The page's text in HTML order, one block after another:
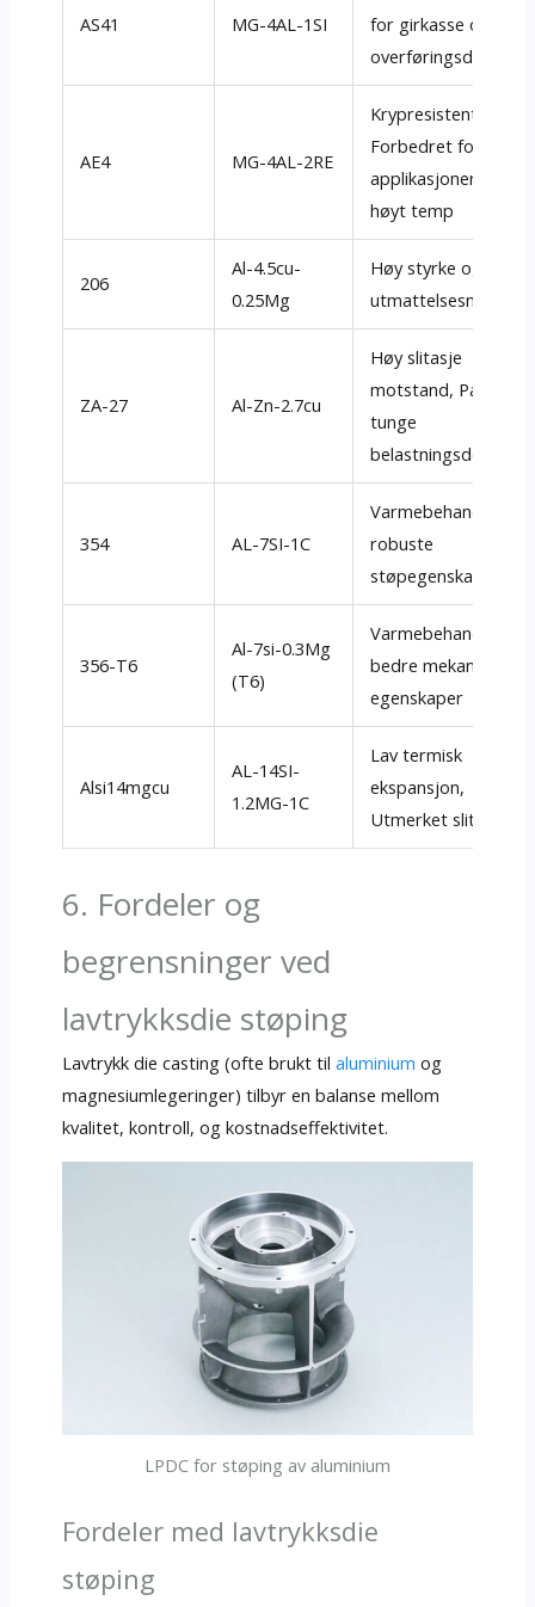
AS41 MG-4AL-1SI
for girkasse og
overføringsdeler
AE4 MG-4AL-2RE
Krypresistent,
Forbedret for
applikasjoner med
høyt temp
206
Al-4.5cu-
0.25Mg
Høy styrke og
ZA-27 Al-Zn-2.7cu
Høy slitasje
motstand, Passer
tunge
belastningsdeler
354 AL-7SI-1C
Varmebehandlingen,
robuste
støpegenskaper
356-T6
Al-7si-0.3Mg
(T6)
Varmebehandlet for
bedre mekaniske
egenskaper
Alsi14mgcu
AL-14SI-
1.2MG-1C
Lav termisk
ekspansjon,
Utmerket slitestyrke
6. Fordeler og
begrensninger ved
lavtrykksdie støping
Lavtrykk die casting (ofte brukt til aluminium og
magnesiumlegeringer) tilbyr en balanse mellom
kvalitet, kontroll, og kostnadseffektivitet.
LPDC for støping av aluminium
Fordeler med lavtrykksdie
støping